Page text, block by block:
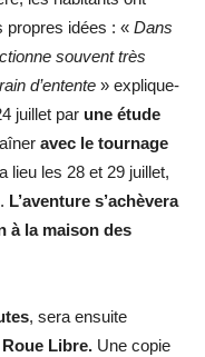
propres idées : « Dans
souvent très
d’entente » explique-
juillet par une étude
avec le tournage
lieu les 28 et 29 juillet,
L’aventure s’achèvera
à la maison des
, sera ensuite
Libre. Une copie